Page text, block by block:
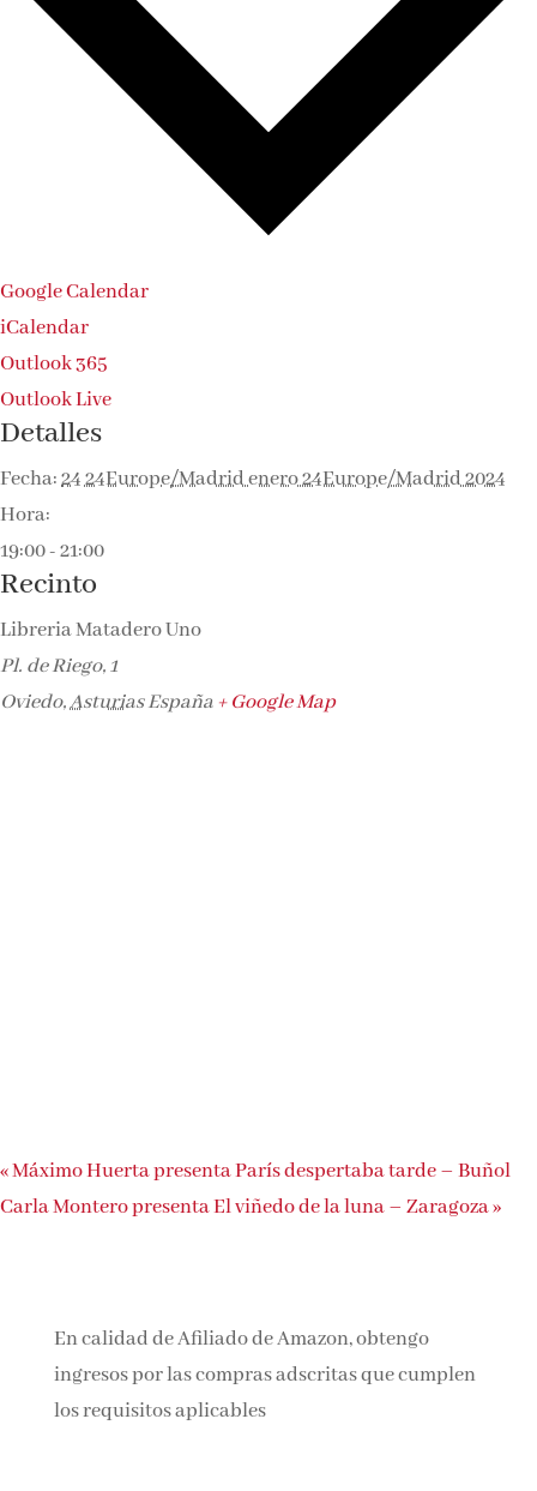
Google Calendar
iCalendar
Outlook 365
Outlook Live
Detalles
Fecha:24 24Europe/Madrid enero 24Europe/Madrid 2024
Hora:
19:00 - 21:00
Recinto
Libreria Matadero Uno
Pl. de Riego, 1
Oviedo,AsturiasEspaña + Google Map
«Máximo Huerta presenta París despertaba tarde – Buñol
Carla Montero presenta El viñedo de la luna – Zaragoza»
En calidad de Afiliado de Amazon, obtengo
ingresos por las compras adscritas que cumplen
los requisitos aplicables